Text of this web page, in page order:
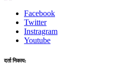
Facebook
Twitter
Instragram
Youtube
दर्ता निकाय: